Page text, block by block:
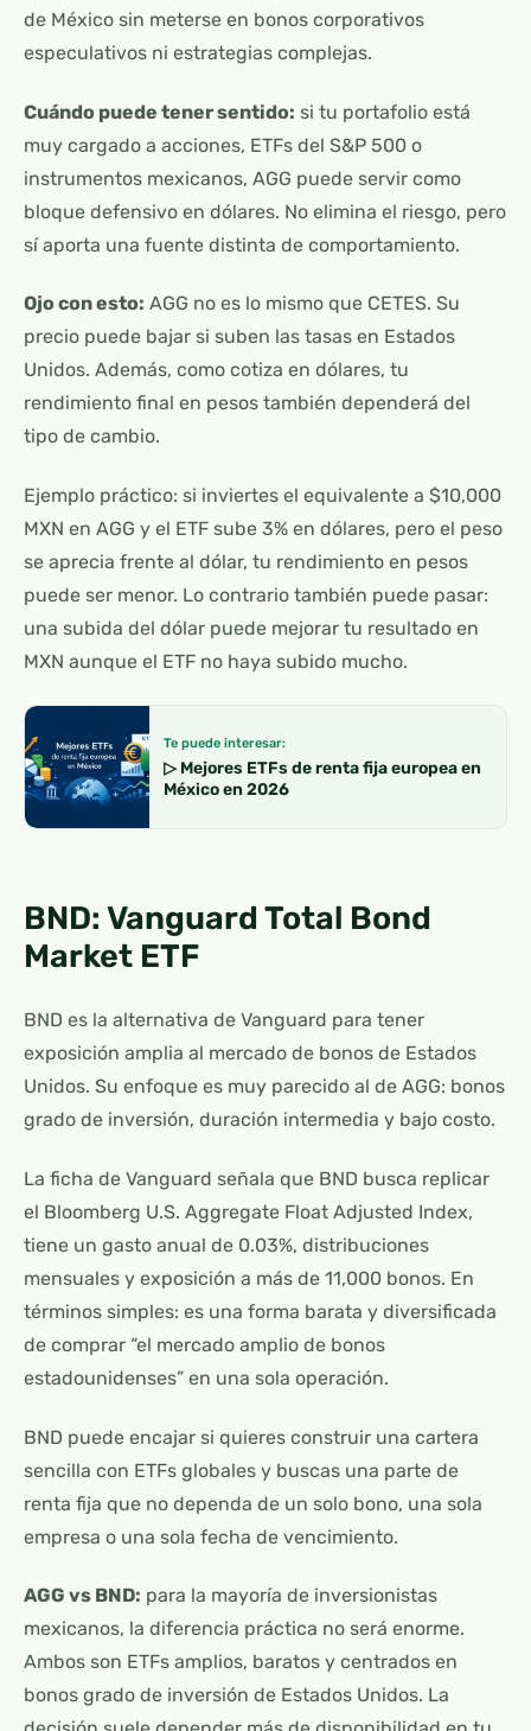
de México sin meterse en bonos corporativos
especulativos ni estrategias complejas.
Cuándo puede tener sentido: si tu portafolio está
muy cargado a acciones, ETFs del S&P 500 o
instrumentos mexicanos, AGG puede servir como
bloque defensivo en dólares. No elimina el riesgo, pero
sí aporta una fuente distinta de comportamiento.
Ojo con esto: AGG no es lo mismo que CETES. Su
precio puede bajar si suben las tasas en Estados
Unidos. Además, como cotiza en dólares, tu
rendimiento final en pesos también dependerá del
tipo de cambio.
Ejemplo práctico: si inviertes el equivalente a $10,000
MXN en AGG y el ETF sube 3% en dólares, pero el peso
se aprecia frente al dólar, tu rendimiento en pesos
puede ser menor. Lo contrario también puede pasar:
una subida del dólar puede mejorar tu resultado en
MXN aunque el ETF no haya subido mucho.
Te puede interesar:
▷ Mejores ETFs de renta fija europea en
México en 2026
BND: Vanguard Total Bond
Market ETF
BND es la alternativa de Vanguard para tener
exposición amplia al mercado de bonos de Estados
Unidos. Su enfoque es muy parecido al de AGG: bonos
grado de inversión, duración intermedia y bajo costo.
La ficha de Vanguard señala que BND busca replicar
el Bloomberg U.S. Aggregate Float Adjusted Index,
tiene un gasto anual de 0.03%, distribuciones
mensuales y exposición a más de 11,000 bonos. En
términos simples: es una forma barata y diversificada
de comprar “el mercado amplio de bonos
estadounidenses” en una sola operación.
BND puede encajar si quieres construir una cartera
sencilla con ETFs globales y buscas una parte de
renta fija que no dependa de un solo bono, una sola
empresa o una sola fecha de vencimiento.
AGG vs BND: para la mayoría de inversionistas
mexicanos, la diferencia práctica no será enorme.
Ambos son ETFs amplios, baratos y centrados en
bonos grado de inversión de Estados Unidos. La